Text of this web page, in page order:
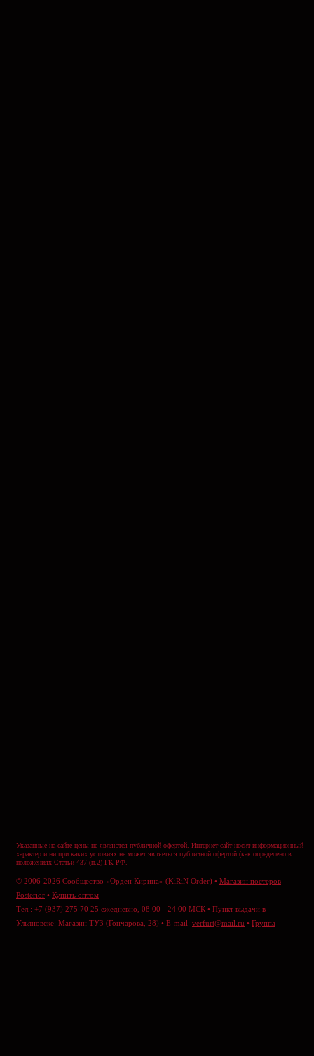
Указанные на сайте цены не являются публичной офертой. Интернет-сайт носит информационный
характер и ни при каких условиях не может являеться публичной офертой (как определено в
положениях Статьи 437 (п.2) ГК РФ.
© 2006-2026 Сообщество «Орден Кирина» (KiRiN Order) • Магазин постеров
Posterior • Купить оптом
Тел.: +7 (937) 275 70 25 ежедневно, 08:00 - 24:00 МСК • Пункт выдачи в
Ульяновске: Магазин ТУЗ (Гончарова, 28) • E-mail: verfurt@mail.ru • Группа